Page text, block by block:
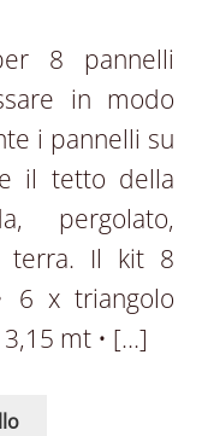
8 pannelli
in modo
i pannelli su
il tetto della
pergolato,
terra. Il kit 8
6 x triangolo
3,15 mt • […]